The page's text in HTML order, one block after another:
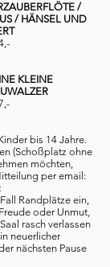
/
/ HÄNSEL UND
KLEINE
bis 14 Jahre.
(Schoßplatz ohne
möchten,
per email:
Randplätze ein,
oder Unmut,
rasch verlassen
neuerlicher
nächsten Pause